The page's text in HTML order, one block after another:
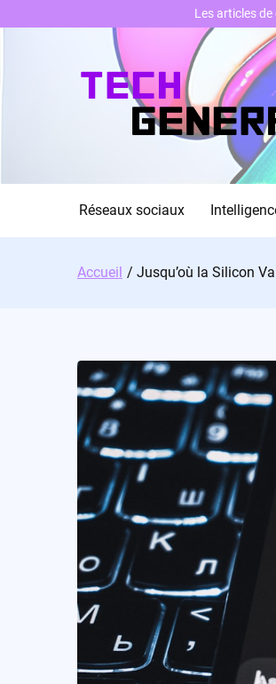
Réseaux sociaux
Accueil Jusqu’où la Silicon
Les articles